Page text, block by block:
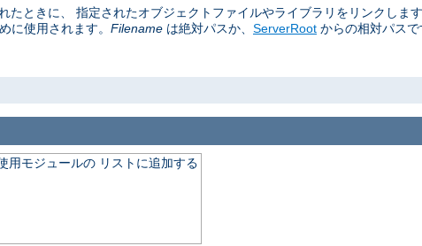
ときに、 指定されたオブジェクトファイルやライブラリをリンクしま
に使用されます。 Filename は絶対パスか、 ServerRoot からの相対パスで
用モジュールの リストに追加する